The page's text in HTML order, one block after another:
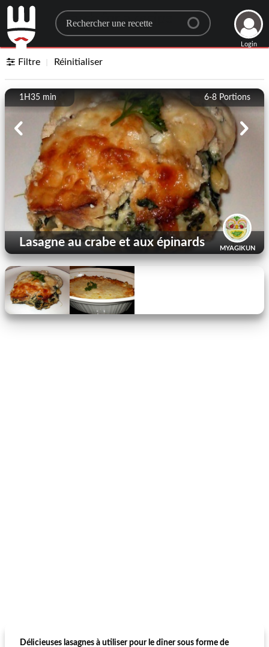
Search for a recipe
Login
Filtre Réinitialiser
6-8 Portions
1H35 min
MYAGIKUN
Lasagne au crabe et aux épinards
Délicieuses lasagnes à utiliser pour le dîner sous forme de